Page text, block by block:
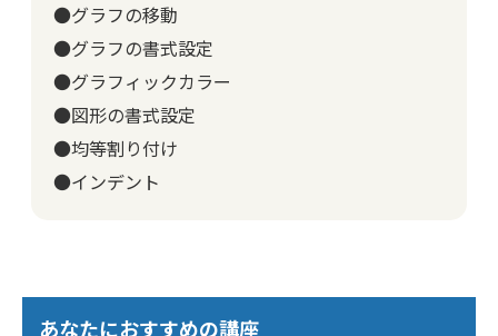
●グラフの移動
●グラフの書式設定
●グラフィックカラー
●図形の書式設定
●均等割り付け
●インデント
あなたにおすすめの講座